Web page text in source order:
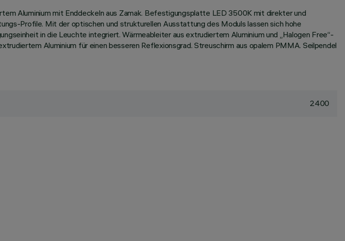
Aluminium mit Enddeckeln aus Zamak. Befestigungsplatte LED 3500K mit direkter und
Profile. Mit der optischen und strukturellen Ausstattung des Moduls lassen sich hohe
in die Leuchte integriert. Wärmeableiter aus extrudiertem Aluminium und „Halogen Free“-
Aluminium für einen besseren Reflexionsgrad. Streuschirm aus opalem PMMA. Seilpendel
2400